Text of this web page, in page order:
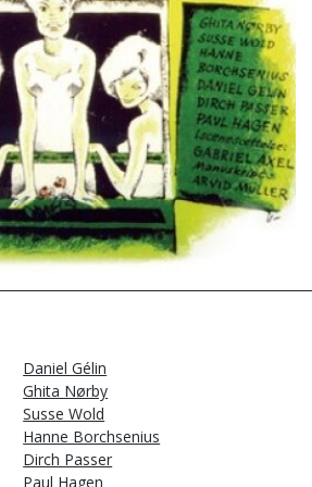
Daniel Gélin
Ghita Nørby
Susse Wold
Hanne Borchsenius
Dirch Passer
Paul Hagen